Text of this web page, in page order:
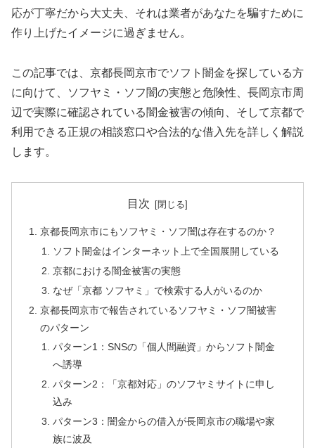
応が丁寧だから大丈夫、それは業者があなたを騙すために
作り上げたイメージに過ぎません。
この記事では、京都長岡京市でソフト闇金を探している方
に向けて、ソフヤミ・ソフ闇の実態と危険性、長岡京市周
辺で実際に確認されている闇金被害の傾向、そして京都で
利用できる正規の相談窓口や合法的な借入先を詳しく解説
します。
目次
京都長岡京市にもソフヤミ・ソフ闇は存在するのか？
ソフト闇金はインターネット上で全国展開している
京都における闇金被害の実態
なぜ「京都 ソフヤミ」で検索する人がいるのか
京都長岡京市で報告されているソフヤミ・ソフ闇被害
のパターン
パターン1：SNSの「個人間融資」からソフト闇金
へ誘導
パターン2：「京都対応」のソフヤミサイトに申し
込み
パターン3：闇金からの借入が長岡京市の職場や家
族に波及